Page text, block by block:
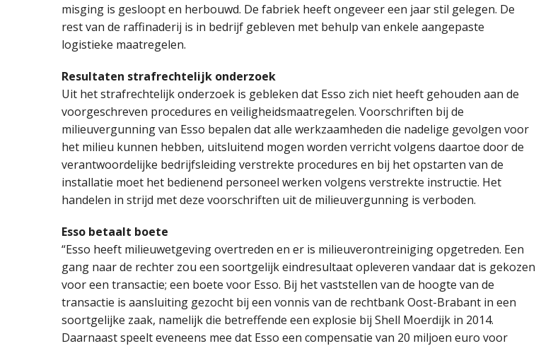
misging is gesloopt en herbouwd. De fabriek heeft ongeveer een jaar stil gelegen. De
rest van de raffinaderij is in bedrijf gebleven met behulp van enkele aangepaste
logistieke maatregelen.
Resultaten strafrechtelijk onderzoek
Uit het strafrechtelijk onderzoek is gebleken dat Esso zich niet heeft gehouden aan de
voorgeschreven procedures en veiligheidsmaatregelen. Voorschriften bij de
milieuvergunning van Esso bepalen dat alle werkzaamheden die nadelige gevolgen voor
het milieu kunnen hebben, uitsluitend mogen worden verricht volgens daartoe door de
verantwoordelijke bedrijfsleiding verstrekte procedures en bij het opstarten van de
installatie moet het bedienend personeel werken volgens verstrekte instructie. Het
handelen in strijd met deze voorschriften uit de milieuvergunning is verboden.
Esso betaalt boete
“Esso heeft milieuwetgeving overtreden en er is milieuverontreiniging opgetreden. Een
gang naar de rechter zou een soortgelijk eindresultaat opleveren vandaar dat is gekozen
voor een transactie; een boete voor Esso. Bij het vaststellen van de hoogte van de
transactie is aansluiting gezocht bij een vonnis van de rechtbank Oost-Brabant in een
soortgelijke zaak, namelijk die betreffende een explosie bij Shell Moerdijk in 2014.
Daarnaast speelt eveneens mee dat Esso een compensatie van 20 miljoen euro voor